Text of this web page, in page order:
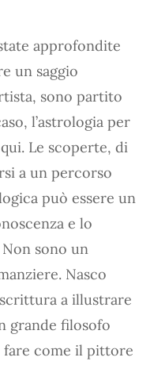
approfondite
un saggio
sono partito
l’astrologia per
Le scoperte, di
a un percorso
può essere un
e lo
sono un
Nasco
a illustrare
grande filosofo
fare come il pittore